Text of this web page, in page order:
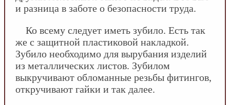
и разница в заботе о безопасности труда.
Ко всему следует иметь зубило. Есть так
же с защитной пластиковой накладкой.
Зубило необходимо для вырубания изделий
из металлических листов. Зубилом
выкручивают обломанные резьбы фитингов,
откручивают гайки и так далее.